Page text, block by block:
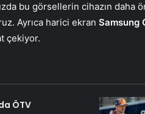
bu görsellerin cihazın
Ayrıca harici ekran Samsung
çekiyor.
ÖTV